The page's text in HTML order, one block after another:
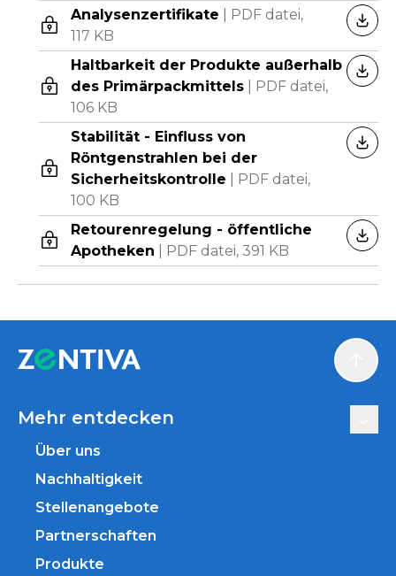
Analysenzertifikate
PDF datei,
117 KB
Haltbarkeit der Produkte außerhalb
des Primärpackmittels
PDF datei,
106 KB
Stabilität - Einfluss von
Röntgenstrahlen bei der
Sicherheitskontrolle
PDF datei,
100 KB
Retourenregelung - öffentliche
Apotheken
PDF datei, 391 KB
Mehr entdecken
Über uns
Nachhaltigkeit
Stellenangebote
Partnerschaften
Produkte